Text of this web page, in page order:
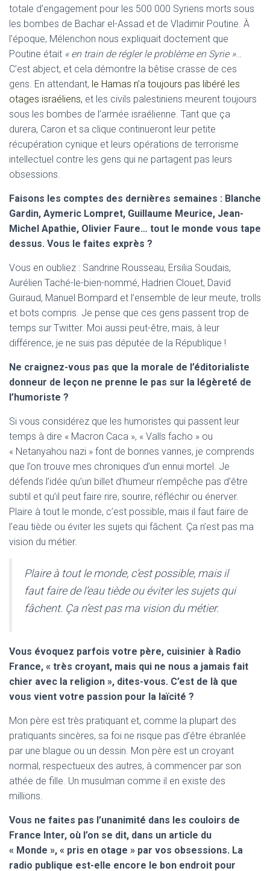
totale d’engagement pour les 500 000 Syriens morts sous
les bombes de Bachar el-Assad et de Vladimir Poutine. À
l’époque, Mélenchon nous expliquait doctement que
Poutine était « en train de régler le problème en Syrie »…
C’est abject, et cela démontre la bêtise crasse de ces
gens. En attendant, le Hamas n’a toujours pas libéré les
otages israéliens, et les civils palestiniens meurent toujours
sous les bombes de l’armée israélienne. Tant que ça
durera, Caron et sa clique continueront leur petite
récupération cynique et leurs opérations de terrorisme
intellectuel contre les gens qui ne partagent pas leurs
obsessions.
Faisons les comptes des dernières semaines : Blanche
Gardin, Aymeric Lompret, Guillaume Meurice, Jean-
Michel Apathie, Olivier Faure… tout le monde vous tape
dessus. Vous le faites exprès ?
Vous en oubliez : Sandrine Rousseau, Ersilia Soudais,
Aurélien Taché-le-bien-nommé, Hadrien Clouet, David
Guiraud, Manuel Bompard et l’ensemble de leur meute, trolls
et bots compris. Je pense que ces gens passent trop de
temps sur Twitter. Moi aussi peut-être, mais, à leur
différence, je ne suis pas députée de la République !
Ne craignez-vous pas que la morale de l’éditorialiste
donneur de leçon ne prenne le pas sur la légèreté de
l’humoriste ?
Si vous considérez que les humoristes qui passent leur
temps à dire « Macron Caca », « Valls facho » ou
« Netanyahou nazi » font de bonnes vannes, je comprends
que l’on trouve mes chroniques d’un ennui mortel. Je
défends l’idée qu’un billet d’humeur n’empêche pas d’être
subtil et qu’il peut faire rire, sourire, réfléchir ou énerver.
Plaire à tout le monde, c’est possible, mais il faut faire de
l’eau tiède ou éviter les sujets qui fâchent. Ça n’est pas ma
vision du métier.
Plaire à tout le monde, c’est possible, mais il
faut faire de l’eau tiède ou éviter les sujets qui
fâchent. Ça n’est pas ma vision du métier.
Vous évoquez parfois votre père, cuisinier à Radio
France, « très croyant, mais qui ne nous a jamais fait
chier avec la religion », dites-vous. C’est de là que
vous vient votre passion pour la laïcité ?
Mon père est très pratiquant et, comme la plupart des
pratiquants sincères, sa foi ne risque pas d’être ébranlée
par une blague ou un dessin. Mon père est un croyant
normal, respectueux des autres, à commencer par son
athée de fille. Un musulman comme il en existe des
millions.
Vous ne faites pas l’unanimité dans les couloirs de
France Inter, où l’on se dit, dans un article du
« Monde », « pris en otage » par vos obsessions. La
radio publique est-elle encore le bon endroit pour